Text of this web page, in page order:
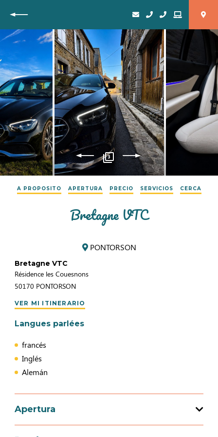
Vuelta
3
A PROPOSITO APERTURA PRECIO SERVICIOS CERCA
Bretagne VTC
PONTORSON
Bretagne VTC
Résidence les Couesnons
50170 PONTORSON
VER MI ITINERARIO
Langues parlées
francés
Inglés
Alemán
Apertura